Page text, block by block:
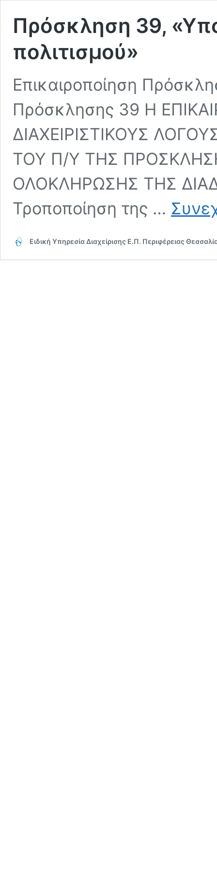
Πρόσκληση 39,
πολιτισμού»
Επικαιροποίηση
Πρόσκλησης 39 Η
ΔΙΑΧΕΙΡΙΣΤΙΚΟΥΣ
ΤΟΥ Π/Υ ΤΗΣ
ΟΛΟΚΛΗΡΩΣΗΣ ΤΗΣ
Τροποποίηση της …
Ειδική Υπηρεσία Διαχείρισης Ε.Π. Περιφέρειας